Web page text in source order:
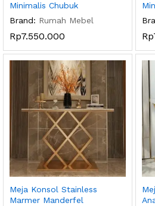
Minimalis Chubuk
Brand: Rumah Mebel
Rp7.550.000 Rp
Meja Konsol Stainless
Marmer Manderfel